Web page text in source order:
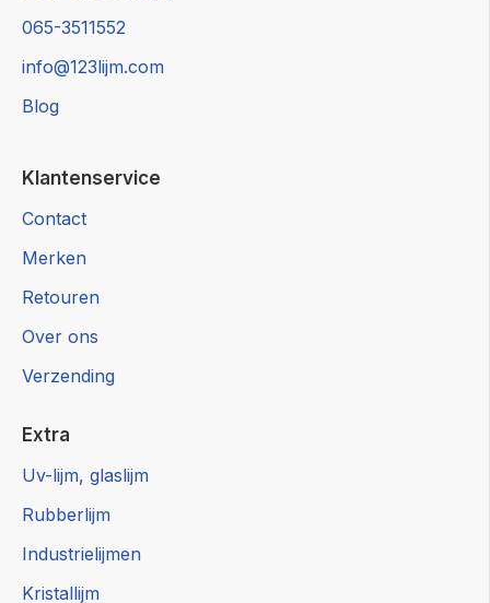
065-3511552
info@123lijm.com
Blog
Klantenservice
Contact
Merken
Retouren
Over ons
Verzending
Extra
Uv-lijm, glaslijm
Rubberlijm
Industrielijmen
Kristallijm